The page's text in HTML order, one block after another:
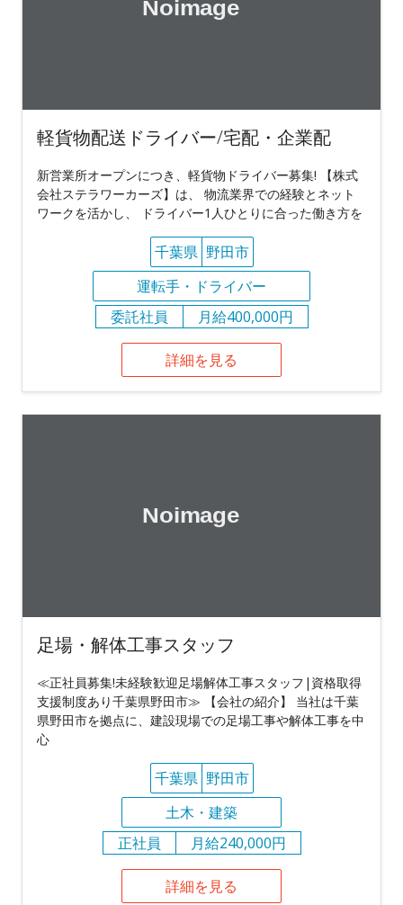
軽貨物配送ドライバー/宅配・企業配
新営業所オープンにつき、軽貨物ドライバー募集! 【株式
会社ステラワーカーズ】は、 物流業界での経験とネット
ワークを活かし、 ドライバー1人ひとりに合った働き方を
千葉県 野田市
運転手・ドライバー
委託社員
月給400,000円
詳細を見る
足場・解体工事スタッフ
≪正社員募集!未経験歓迎足場解体工事スタッフ|資格取得
支援制度あり千葉県野田市≫ 【会社の紹介】 当社は千葉
県野田市を拠点に、建設現場での足場工事や解体工事を中
心
千葉県 野田市
土木・建築
正社員
月給240,000円
詳細を見る